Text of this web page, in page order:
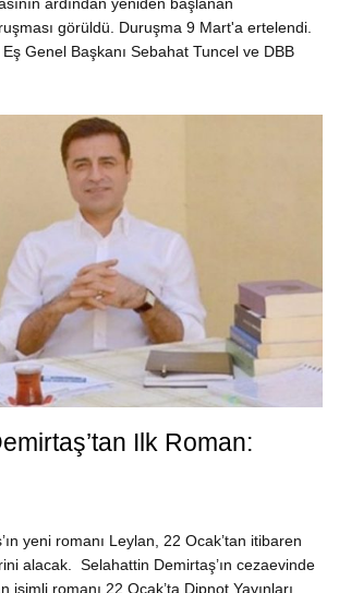
görüldü. Duruşma 9 Mart'a ertelendi.
Genel Başkanı Sebahat Tuncel ve DBB
Ilk Roman:
yeni romanı Leylan, 22 Ocak’tan itibaren
alacak. Selahattin Demirtaş’ın cezaevinde
isimli romanı 22 Ocak’ta Dipnot Yayınları